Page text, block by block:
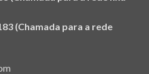
(Chamada para a rede